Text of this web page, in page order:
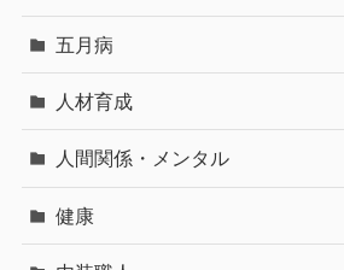
五月病
人材育成
人間関係・メンタル
健康